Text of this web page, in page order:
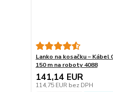
Lanko na kosačku – Kábel
150 m na roboty 4088
141,14 EUR
114,75 EUR bez DPH